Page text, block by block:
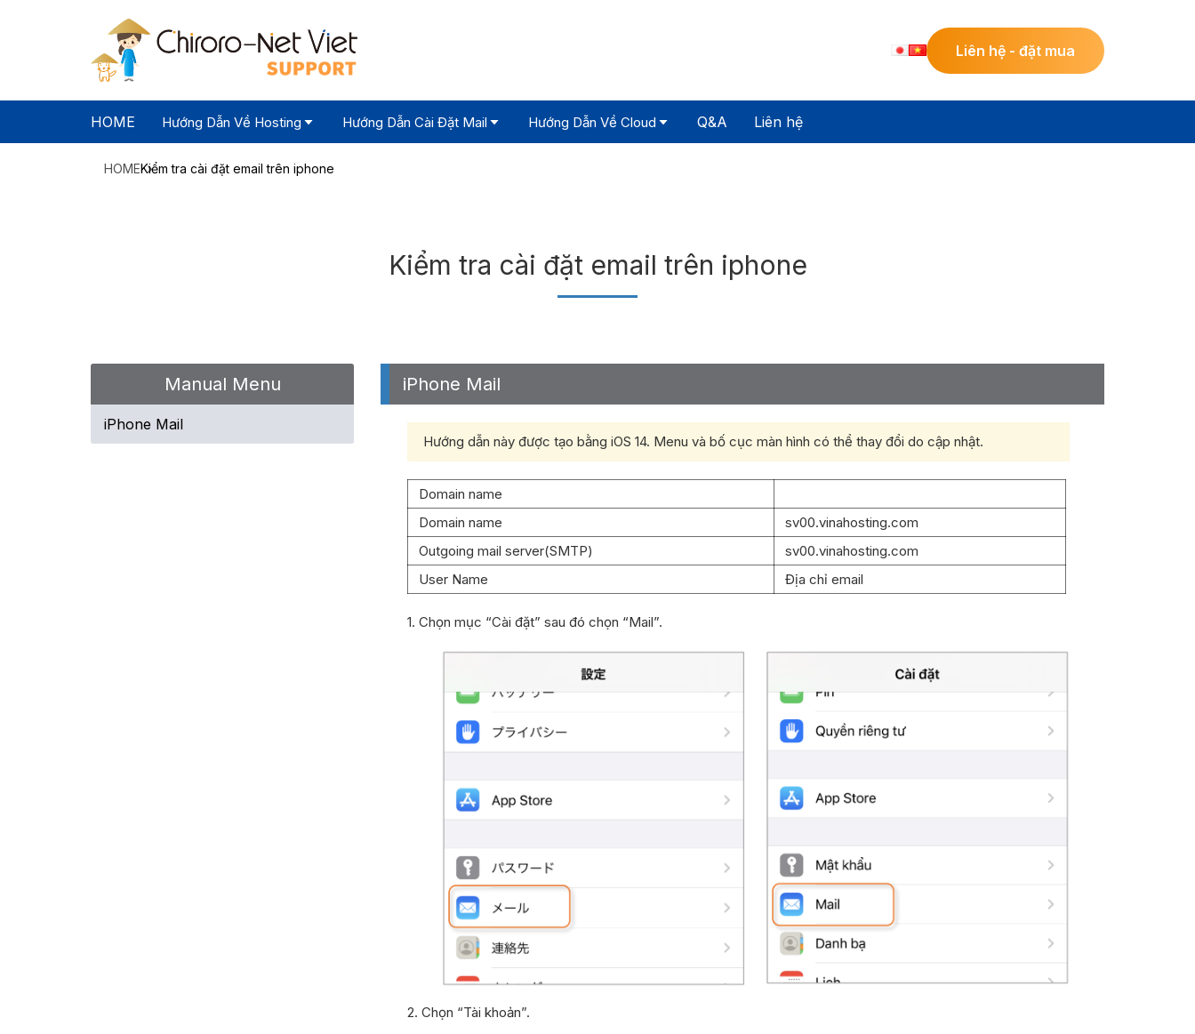
Liên hệ - đặt mua
HOME Hướng Dẫn Về Hosting Hướng Dẫn Cài Đặt Mail Hướng Dẫn Về Cloud Q&A Liên hệ
HOMEKiểm tra cài đặt email trên iphone
Kiểm tra cài đặt email trên iphone
Manual Menu
iPhone Mail
iPhone Mail
Hướng dẫn này được tạo bằng iOS 14. Menu và bố cục màn hình có thể thay đổi do cập nhật.
Domain name
Domain name
sv00.vinahosting.com
Outgoing mail server(SMTP)
sv00.vinahosting.com
User Name
Địa chỉ email
1. Chọn mục “Cài đặt” sau đó chọn “Mail”.
2. Chọn “Tài khoản”.